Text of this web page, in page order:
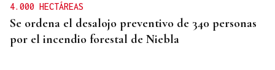
4.000 HECTÁREAS
Se ordena el desalojo preventivo de 340 personas
por el incendio forestal de Niebla